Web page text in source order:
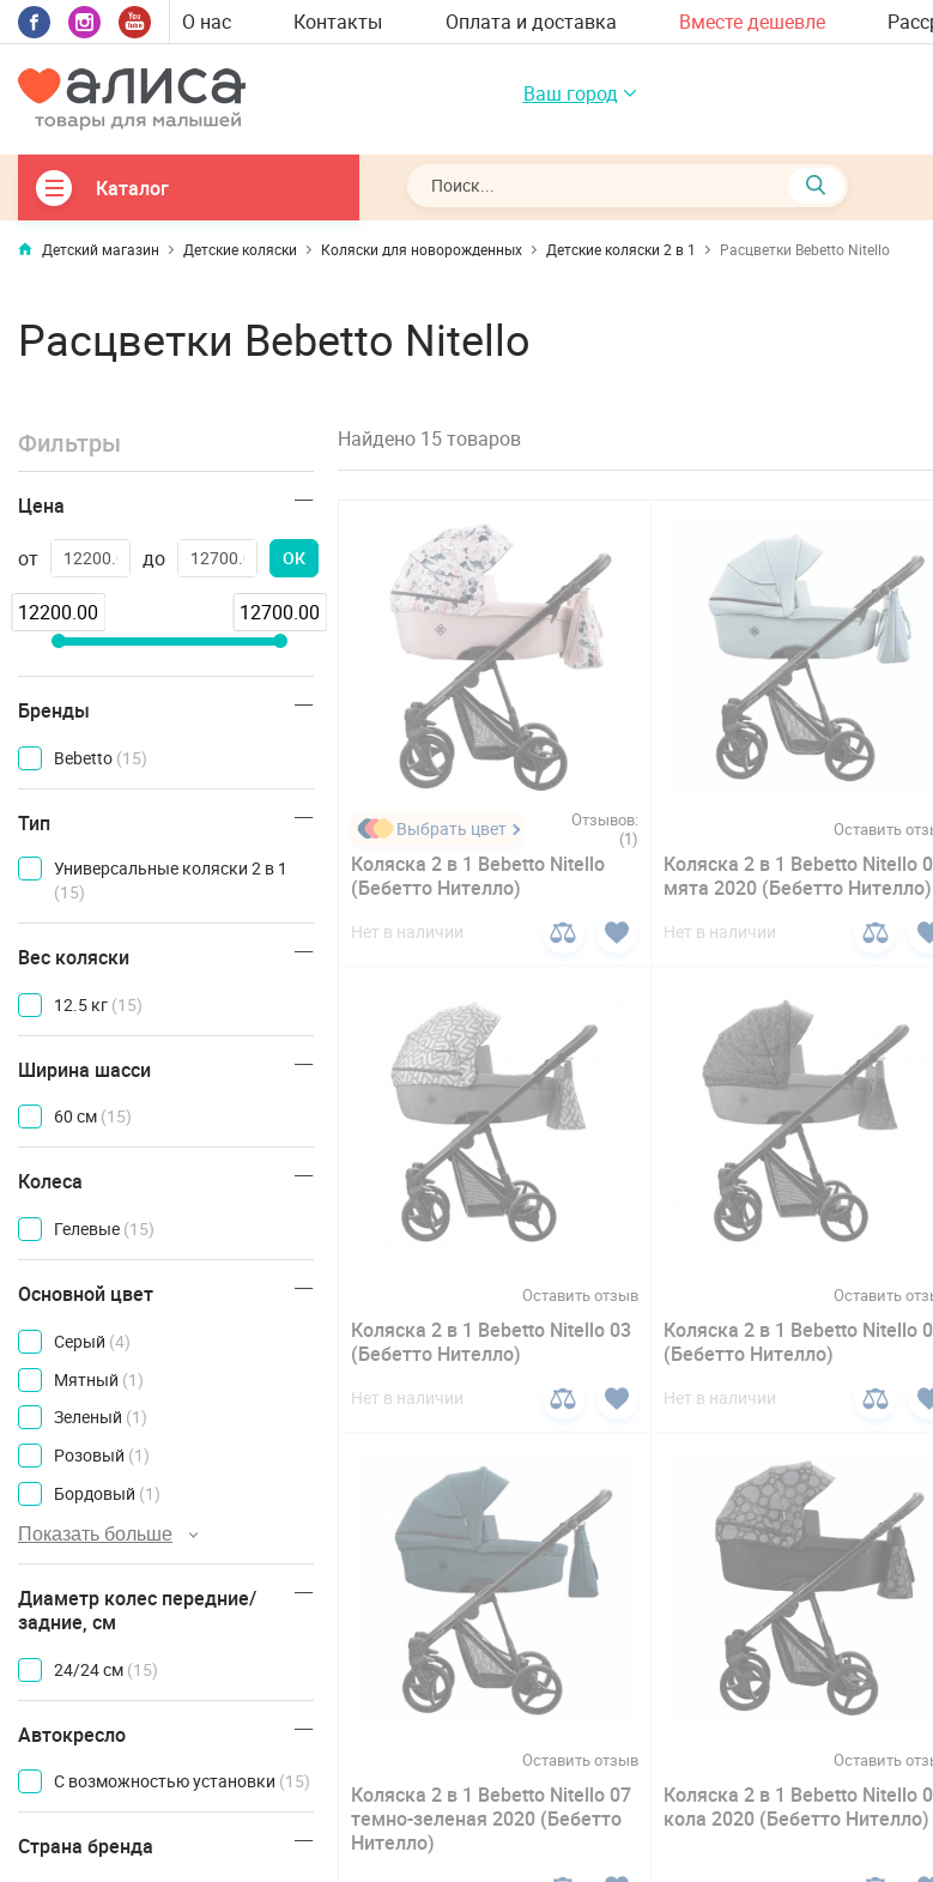
О нас Контакты Оплата и доставка Вместе дешевле
Ваш город
Каталог
Детский магазин Детские коляски Коляски для новорожденных Детские коляски 2 в 1 Расцветки Bebetto Nitello
Расцветки Bebetto Nitello
Фильтры
Цена
от
до ОК
12200.00 12700.00
Бренды
Bebetto (15)
Тип
Универсальные коляски 2 в 1
(15)
Вес коляски
12.5 кг (15)
Ширина шасси
60 см (15)
Колеса
Гелевые (15)
Основной цвет
Серый (4)
Мятный (1)
Зеленый (1)
Розовый (1)
Бордовый (1)
Показать больше
Диаметр колес передние/
задние, см
24/24 см (15)
Автокресло
С возможностью установки (15)
Страна бренда
Найдено 15 товаров
Выбрать цвет
Отзывов:
(1)
Коляска 2 в 1 Bebetto Nitello
(Бебетто Нителло)
Нет в наличии
Оставить
Коляска 2 в 1 Bebetto Nitello
мята 2020 (Бебетто Нителло)
Нет в наличии
Оставить отзыв
Коляска 2 в 1 Bebetto Nitello 03
(Бебетто Нителло)
Нет в наличии
Оставить
Коляска 2 в 1 Bebetto Nitello
(Бебетто Нителло)
Нет в наличии
Оставить отзыв
Коляска 2 в 1 Bebetto Nitello 07
темно-зеленая 2020 (Бебетто
Нителло)
Оставить
Коляска 2 в 1 Bebetto Nitello
кола 2020 (Бебетто Нителло)